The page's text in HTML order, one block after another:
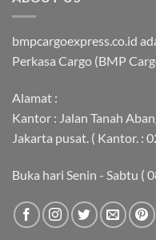
bmpcargoexpress.co.id
Perkasa Cargo (BMP
Alamat :
Kantor : Jalan Tanah
Jakarta pusat. ( Kantor. :
Buka hari Senin - Sabtu (